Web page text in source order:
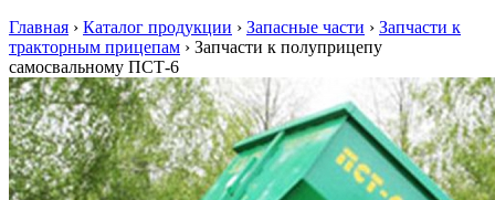
Главная › Каталог продукции › Запасные части › Запчасти к
тракторным прицепам › Запчасти к полуприцепу
самосвальному ПСТ-6